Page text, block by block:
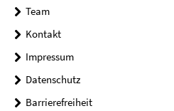
Team
Kontakt
Impressum
Datenschutz
Barrierefreiheit